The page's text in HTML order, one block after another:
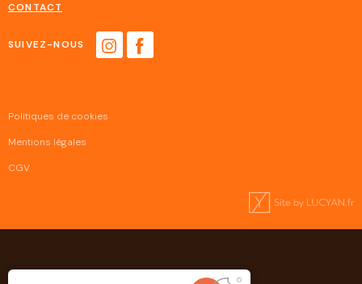
CONTACT
SUIVEZ-NOUS
Politiques de cookies
Mentions légales
CGV